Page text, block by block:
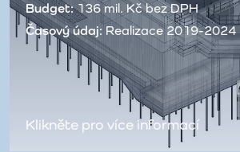
Budget:136 mil. Kč bez DPH
Časový údaj: Realizace 2019-2024
Klikněte pro více informací